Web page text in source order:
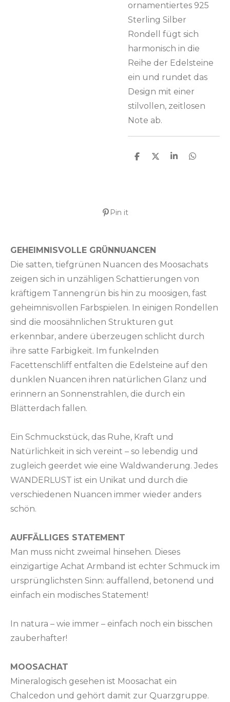
ornamentiertes 925
Sterling Silber
Rondell fügt sich
harmonisch in die
Reihe der Edelsteine
ein und rundet das
Design mit einer
stilvollen, zeitlosen
Note ab.
T
T
T
T
Pin it
GEHEIMNISVOLLE GRÜNNUANCEN
Die satten, tiefgrünen Nuancen des Moosachats
zeigen sich in unzähligen Schattierungen von
kräftigem Tannengrün bis hin zu moosigen, fast
geheimnisvollen Farbspielen. In einigen Rondellen
sind die moosähnlichen Strukturen gut
erkennbar, andere überzeugen schlicht durch
ihre satte Farbigkeit. Im funkelnden
Facettenschliff entfalten die Edelsteine auf den
dunklen Nuancen ihren natürlichen Glanz und
erinnern an Sonnenstrahlen, die durch ein
Blätterdach fallen.
Ein Schmuckstück, das Ruhe, Kraft und
Natürlichkeit in sich vereint – so lebendig und
zugleich geerdet wie eine Waldwanderung. Jedes
WANDERLUST ist ein Unikat und durch die
verschiedenen Nuancen immer wieder anders
schön.
AUFFÄLLIGES STATEMENT
Man muss nicht zweimal hinsehen. Dieses
einzigartige Achat Armband ist echter Schmuck im
ursprünglichsten Sinn: auffallend, betonend und
einfach ein modisches Statement!
In natura – wie immer – einfach noch ein bisschen
zauberhafter!
MOOSACHAT
Mineralogisch gesehen ist Moosachat ein
Chalcedon und gehört damit zur Quarzgruppe.